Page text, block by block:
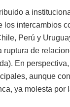
a
los intercambios
Perú y
de
En
aunque
ya molesta por